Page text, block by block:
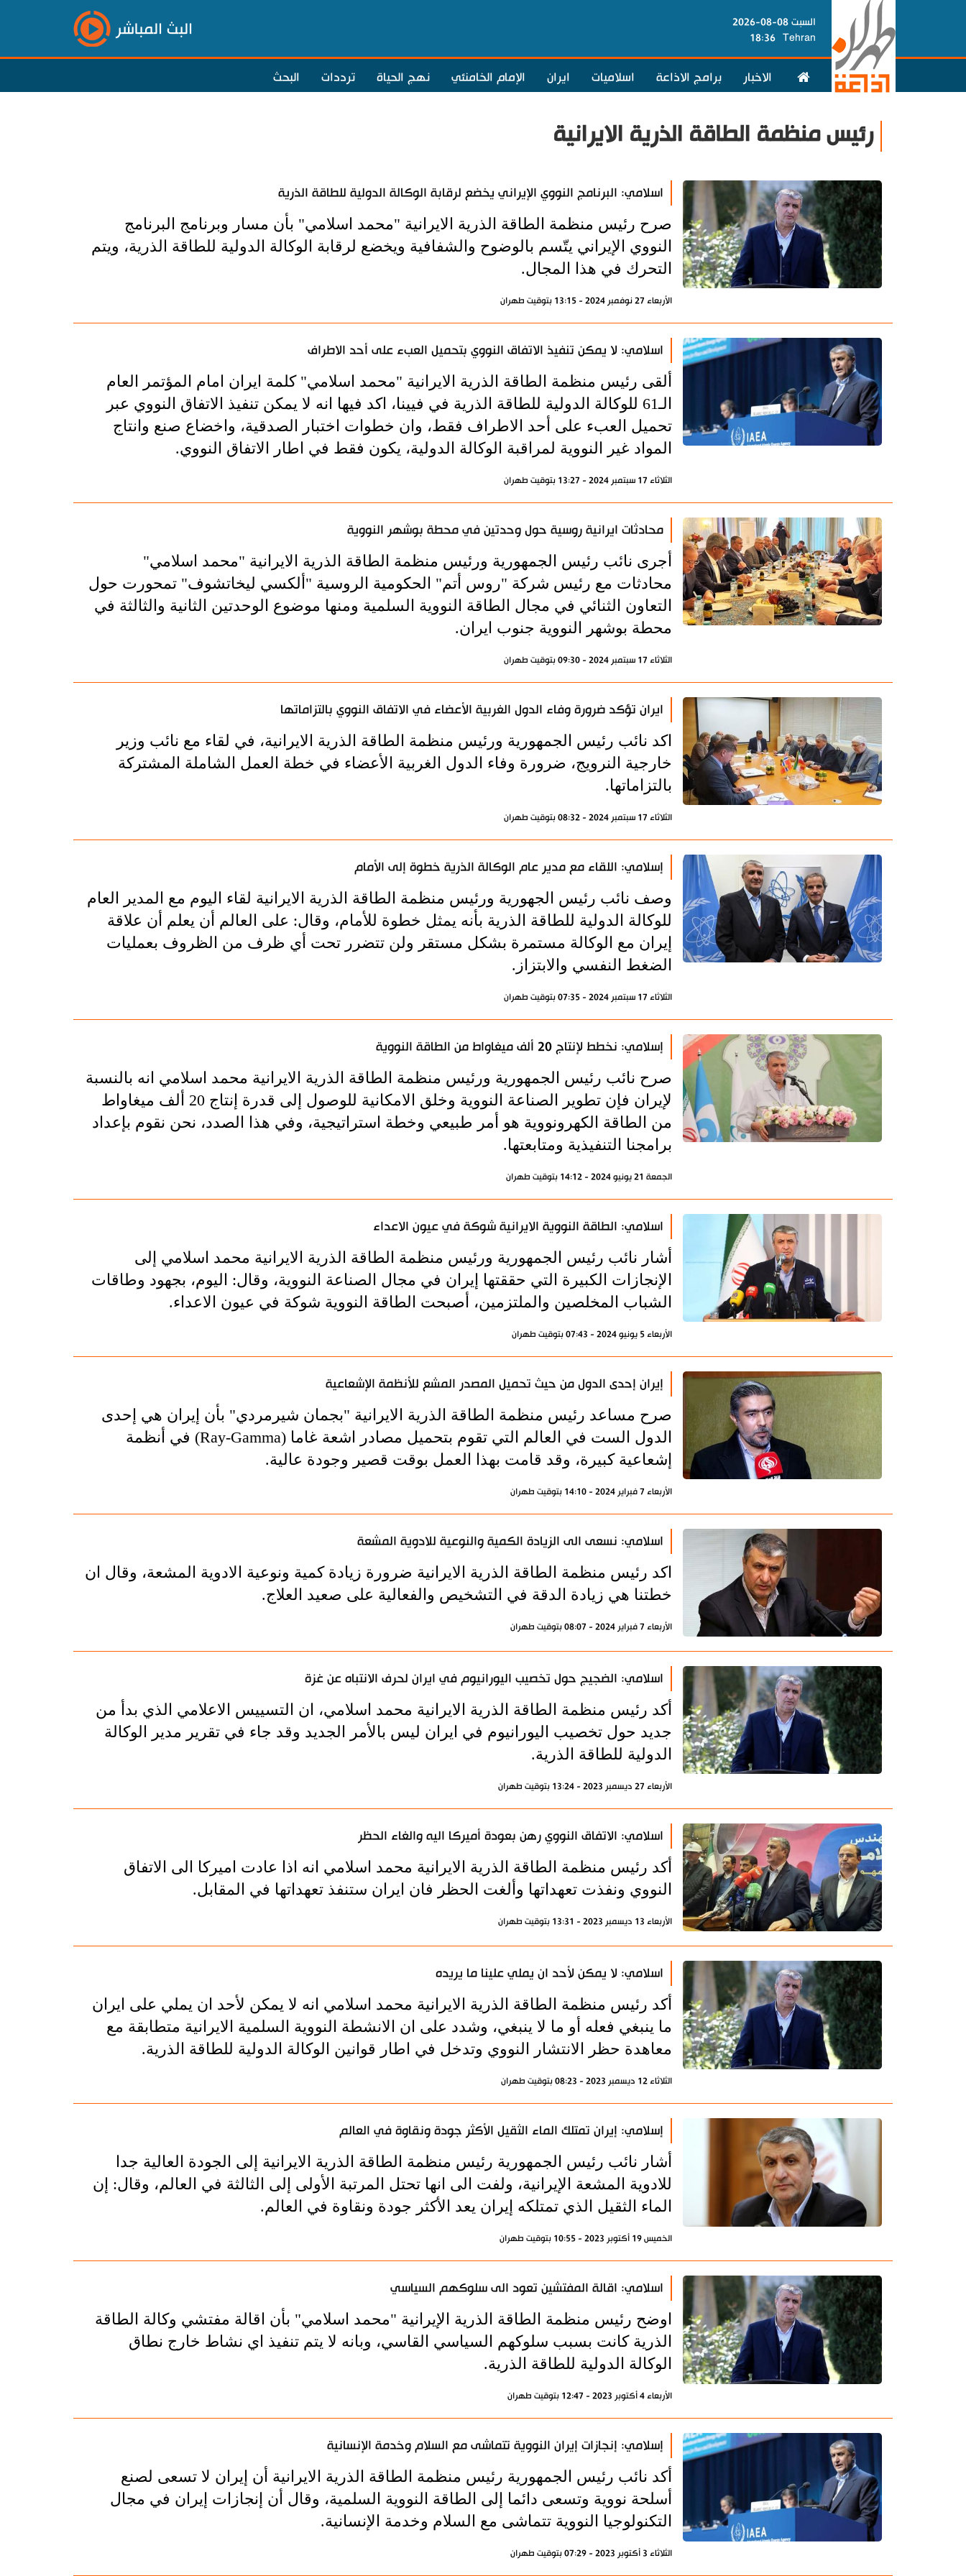
السبت 08-08-2026
Tehran
18:36 البث المباشر
الاخبار برامج الاذاعة اسلاميات ايران الإمام الخامنئي نهج الحياة ترددات البحث
رئيس منظمة الطاقة الذرية الايرانية
اسلامي: البرنامج النووي الإيراني يخضع لرقابة الوكالة الدولية للطاقة الذرية
صرح رئيس منظمة الطاقة الذرية الايرانية "محمد اسلامي" بأن مسار وبرنامج البرنامج
النووي الإيراني يتّسم بالوضوح والشفافية ويخضع لرقابة الوكالة الدولية للطاقة الذرية، ويتم
التحرك في هذا المجال.
الأربعاء 27 نوفمبر 2024 - 13:15 بتوقيت طهران
اسلامي: لا يمكن تنفيذ الاتفاق النووي بتحميل العبء على أحد الاطراف
ألقى رئيس منظمة الطاقة الذرية الايرانية "محمد اسلامي" كلمة ايران امام المؤتمر العام
الـ61 للوكالة الدولية للطاقة الذرية في فيينا، اكد فيها انه لا يمكن تنفيذ الاتفاق النووي عبر
تحميل العبء على أحد الاطراف فقط، وان خطوات اختبار الصدقية، واخضاع صنع وانتاج
المواد غير النووية لمراقبة الوكالة الدولية، يكون فقط في اطار الاتفاق النووي.
الثلاثاء 17 سبتمبر 2024 - 13:27 بتوقيت طهران
محادثات ايرانية روسية حول وحدتين في محطة بوشهر النووية
أجرى نائب رئيس الجمهورية ورئيس منظمة الطاقة الذرية الايرانية "محمد اسلامي"
محادثات مع رئيس شركة "روس أتم" الحكومية الروسية "ألكسي ليخاتشوف" تمحورت حول
التعاون الثنائي في مجال الطاقة النووية السلمية ومنها موضوع الوحدتين الثانية والثالثة في
محطة بوشهر النووية جنوب ايران.
الثلاثاء 17 سبتمبر 2024 - 09:30 بتوقيت طهران
ايران تؤكد ضرورة وفاء الدول الغربية الأعضاء في الاتفاق النووي بالتزاماتها
اكد نائب رئيس الجمهورية ورئيس منظمة الطاقة الذرية الايرانية، في لقاء مع نائب وزير
خارجية النرويج، ضرورة وفاء الدول الغربية الأعضاء في خطة العمل الشاملة المشتركة
بالتزاماتها.
الثلاثاء 17 سبتمبر 2024 - 08:32 بتوقيت طهران
إسلامي: اللقاء مع مدير عام الوكالة الذرية خطوة إلى الأمام
وصف نائب رئيس الجهورية ورئيس منظمة الطاقة الذرية الايرانية لقاء اليوم مع المدير العام
للوكالة الدولية للطاقة الذرية بأنه يمثل خطوة للأمام، وقال: على العالم أن يعلم أن علاقة
إيران مع الوكالة مستمرة بشكل مستقر ولن تتضرر تحت أي ظرف من الظروف بعمليات
الضغط النفسي والابتزاز.
الثلاثاء 17 سبتمبر 2024 - 07:35 بتوقيت طهران
إسلامي: نخطط لإنتاج 20 ألف ميغاواط من الطاقة النووية
صرح نائب رئيس الجمهورية ورئيس منظمة الطاقة الذرية الايرانية محمد اسلامي انه بالنسبة
لإيران فإن تطوير الصناعة النووية وخلق الامكانية للوصول إلى قدرة إنتاج 20 ألف ميغاواط
من الطاقة الكهرونووية هو أمر طبيعي وخطة استراتيجية، وفي هذا الصدد، نحن نقوم بإعداد
برامجنا التنفيذية ومتابعتها.
الجمعة 21 يونيو 2024 - 14:12 بتوقيت طهران
اسلامي: الطاقة النووية الايرانية شوكة في عيون الاعداء
أشار نائب رئيس الجمهورية ورئيس منظمة الطاقة الذرية الايرانية محمد اسلامي إلى
الإنجازات الكبيرة التي حققتها إيران في مجال الصناعة النووية، وقال: اليوم، بجهود وطاقات
الشباب المخلصين والملتزمين، أصبحت الطاقة النووية شوكة في عيون الاعداء.
الأربعاء 5 يونيو 2024 - 07:43 بتوقيت طهران
إيران إحدى الدول من حيث تحميل المصدر المشع للأنظمة الإشعاعية
صرح مساعد رئيس منظمة الطاقة الذرية الايرانية "بجمان شيرمردي" بأن إيران هي إحدى
الدول الست في العالم التي تقوم بتحميل مصادر اشعة غاما (Ray-Gamma) في أنظمة
إشعاعية كبيرة، وقد قامت بهذا العمل بوقت قصير وجودة عالية.
الأربعاء 7 فبراير 2024 - 14:10 بتوقيت طهران
اسلامي: نسعى الى الزيادة الكمية والنوعية للادوية المشعة
اكد رئيس منظمة الطاقة الذرية الايرانية ضرورة زيادة كمية ونوعية الادوية المشعة، وقال ان
خطتنا هي زيادة الدقة في التشخيص والفعالية على صعيد العلاج.
الأربعاء 7 فبراير 2024 - 08:07 بتوقيت طهران
اسلامي: الضجيج حول تخصيب اليورانيوم في ايران لحرف الانتباه عن غزة
أكد رئيس منظمة الطاقة الذرية الايرانية محمد اسلامي، ان التسييس الاعلامي الذي بدأ من
جديد حول تخصيب اليورانيوم في ايران ليس بالأمر الجديد وقد جاء في تقرير مدير الوكالة
الدولية للطاقة الذرية.
الأربعاء 27 ديسمبر 2023 - 13:24 بتوقيت طهران
اسلامي: الاتفاق النووي رهن بعودة أميركا اليه والغاء الحظر
أكد رئيس منظمة الطاقة الذرية الايرانية محمد اسلامي انه اذا عادت اميركا الى الاتفاق
النووي ونفذت تعهداتها وألغت الحظر فان ايران ستنفذ تعهداتها في المقابل.
الأربعاء 13 ديسمبر 2023 - 13:31 بتوقيت طهران
اسلامي: لا يمكن لأحد ان يملي علينا ما يريده
أكد رئيس منظمة الطاقة الذرية الايرانية محمد اسلامي انه لا يمكن لأحد ان يملي على ايران
ما ينبغي فعله أو ما لا ينبغي، وشدد على ان الانشطة النووية السلمية الايرانية متطابقة مع
معاهدة حظر الانتشار النووي وتدخل في اطار قوانين الوكالة الدولية للطاقة الذرية.
الثلاثاء 12 ديسمبر 2023 - 08:23 بتوقيت طهران
إسلامي: إيران تمتلك الماء الثقيل الأكثر جودة ونقاوة في العالم
أشار نائب رئيس الجمهورية رئيس منظمة الطاقة الذرية الايرانية إلى الجودة العالية جدا
للادوية المشعة الإيرانية، ولفت الى انها تحتل المرتبة الأولى إلى الثالثة في العالم، وقال: إن
الماء الثقيل الذي تمتلكه إيران يعد الأكثر جودة ونقاوة في العالم.
الخميس 19 أكتوبر 2023 - 10:55 بتوقيت طهران
اسلامي: اقالة المفتشين تعود الى سلوكهم السياسي
اوضح رئيس منظمة الطاقة الذرية الإيرانية "محمد اسلامي" بأن اقالة مفتشي وكالة الطاقة
الذرية كانت بسبب سلوكهم السياسي القاسي، وبانه لا يتم تنفيذ اي نشاط خارج نطاق
الوكالة الدولية للطاقة الذرية.
الأربعاء 4 أكتوبر 2023 - 12:47 بتوقيت طهران
إسلامي: إنجازات إيران النووية تتماشى مع السلام وخدمة الإنسانية
أكد نائب رئيس الجمهورية رئيس منظمة الطاقة الذرية الايرانية أن إيران لا تسعى لصنع
أسلحة نووية وتسعى دائما إلى الطاقة النووية السلمية، وقال أن إنجازات إيران في مجال
التكنولوجيا النووية تتماشى مع السلام وخدمة الإنسانية.
الثلاثاء 3 أكتوبر 2023 - 07:29 بتوقيت طهران